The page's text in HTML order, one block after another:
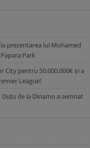
prezentarea lui Mohamed
Park
City pentru 50.000.000€ și a
League!
de la Dinamo a semnat